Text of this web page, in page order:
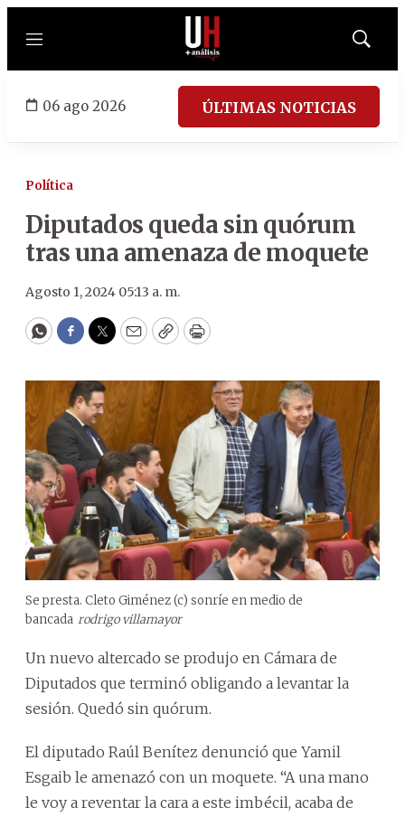
Menú
Mostrar
06 ago 2026 ÚLTIMAS NOTICIAS
Política
Diputados queda sin quórum
tras una amenaza de moquete
Agosto 1, 2024 05:13 a. m.
WhatsApp
Facebook
Twitter
EmailCopyPrint
Se presta. Cleto Giménez (c) sonríe en medio de
bancada rodrigo villamayor
Un nuevo altercado se produjo en Cámara de
Diputados que terminó obligando a levantar la
sesión. Quedó sin quórum.
El diputado Raúl Benítez denunció que Yamil
Esgaib le amenazó con un moquete. “A una mano
le voy a reventar la cara a este imbécil, acaba de